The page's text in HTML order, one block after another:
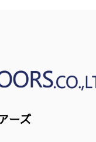
ーズ